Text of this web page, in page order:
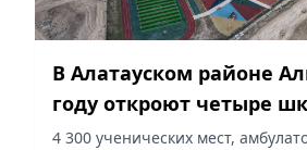
В Алатауском районе
году откроют четыре
завершат крупные
4 300 ученических мест,